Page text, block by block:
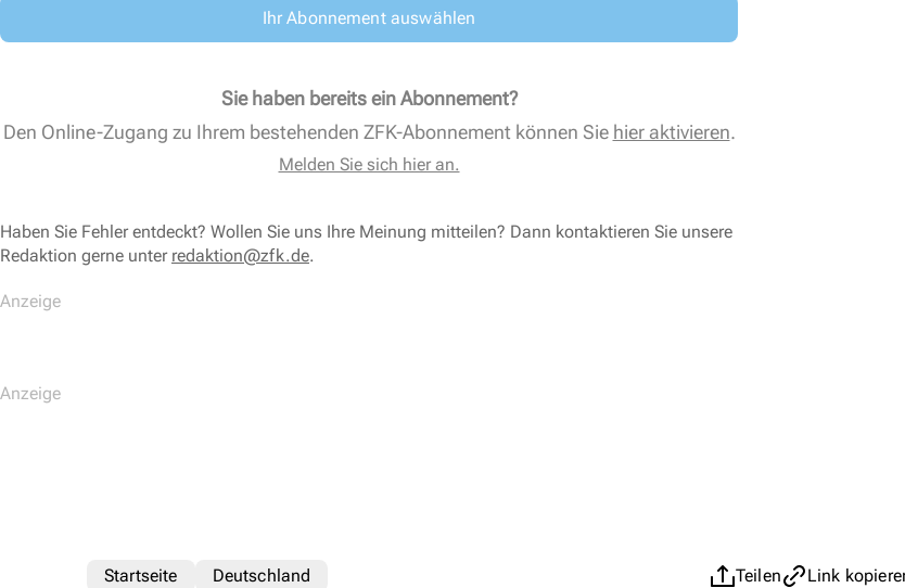
Ihr Abonnement auswählen
Sie haben bereits ein Abonnement?
Den Online-Zugang zu Ihrem bestehenden ZFK-Abonnement können Sie hier aktivieren.
Melden Sie sich hier an.
Haben Sie Fehler entdeckt? Wollen Sie uns Ihre Meinung mitteilen? Dann kontaktieren Sie unsere
Redaktion gerne unter redaktion@zfk.de.
Teilen Link
Startseite Deutschland